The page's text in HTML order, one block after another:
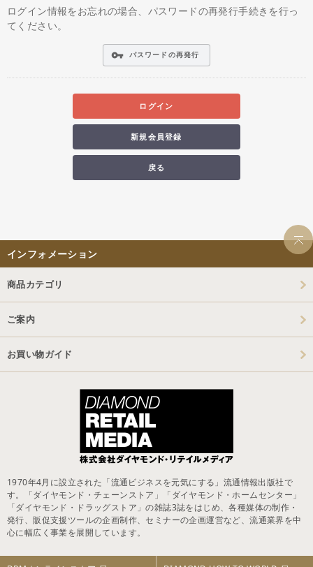
ログイン情報をお忘れの場合、パスワードの再発行手続きを行っ
てください。
vpn_key パスワードの再発行
ログイン
新規会員登録
戻る
インフォメーション
商品カテゴリ
ご案内
お買い物ガイド
1970年4月に設立された「流通ビジネスを元気にする」流通情報出版社で
す。「ダイヤモンド・チェーンストア」「ダイヤモンド・ホームセンター」
「ダイヤモンド・ドラッグストア」の雑誌3誌をはじめ、各種媒体の制作・
発行、販促支援ツールの企画制作、セミナーの企画運営など、流通業界を中
心に幅広く事業を展開しています。